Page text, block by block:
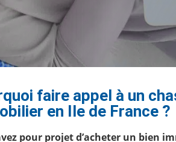
faire appel à un
en Ile de France ?
pour projet d’acheter un bien